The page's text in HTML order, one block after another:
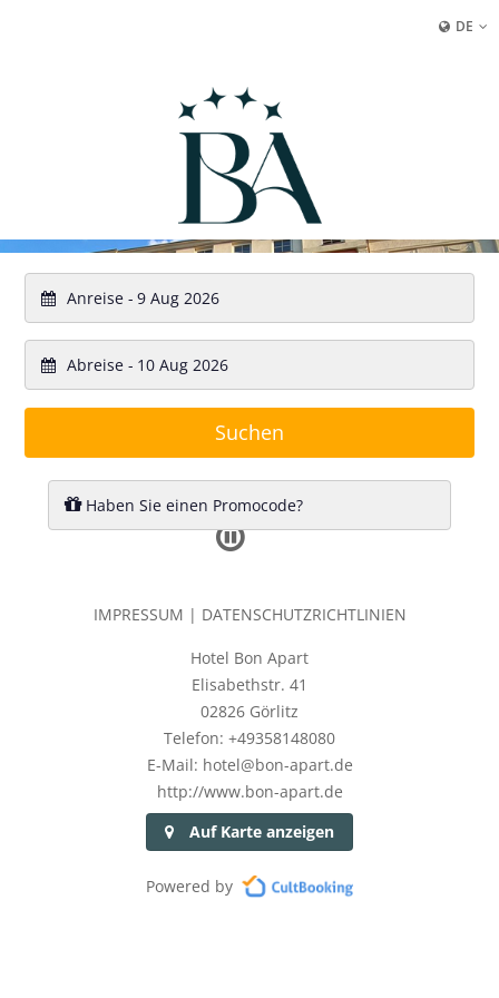
DE
Anreise -
Abreise -
Haben Sie einen Promocode?
IMPRESSUM | DATENSCHUTZRICHTLINIEN
Hotel Bon Apart
Elisabethstr. 41
02826 Görlitz
Telefon: +49358148080
E-Mail: hotel@bon-apart.de
http://www.bon-apart.de
Auf Karte anzeigen
Powered by